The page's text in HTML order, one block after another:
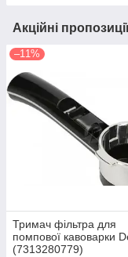
Акційні
–11%
Тримач фільтра для
помпової кавоварки
(7313280779)